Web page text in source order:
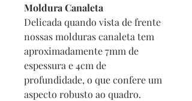
Moldura Canaleta
Delicada quando vista de frente
nossas molduras canaleta tem
aproximadamente 7mm de
espessura e 4cm de
profundidade, o que confere um
aspecto robusto ao quadro.